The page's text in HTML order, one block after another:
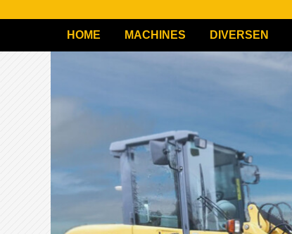
HOME MACHINES DIVERSEN